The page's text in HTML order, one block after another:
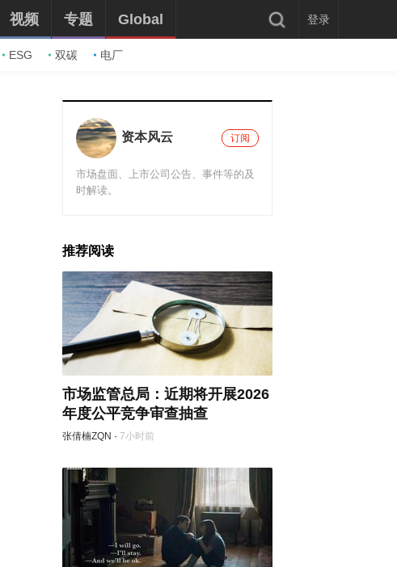
ESG 双碳 电厂
视频 专题 Global 登录
资本风云 订阅
市场盘面、上市公司公告、事件等的及
时解读。
推荐阅读
市场监管总局：近期将开展2026
年度公平竞争审查抽查
张倩楠ZQN · 7小时前